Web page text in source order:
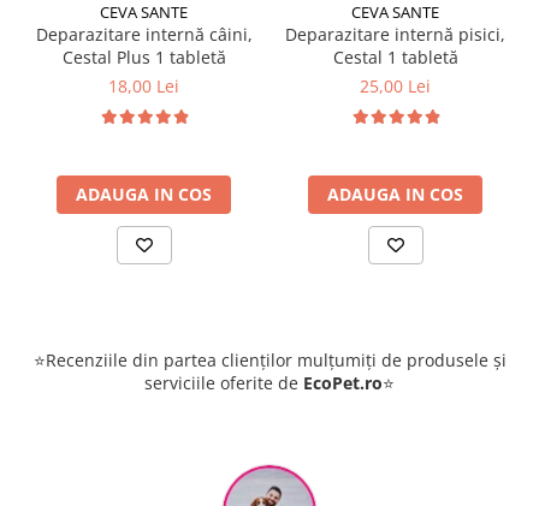
CEVA SANTE
Deparazitare internă câini,
Cestal Plus 1 tabletă
18,00 Lei
ADAUGA IN COS
CEVA SANTE
Deparazitare internă pisici,
Cestal 1 tabletă
25,00 Lei
ADAUGA IN COS
⭐Recenziile din partea clienților mulțumiți de produsele și
serviciile oferite de EcoPet.ro⭐